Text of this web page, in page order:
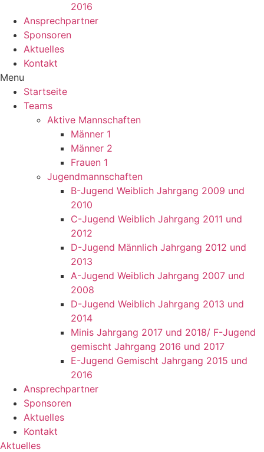
2016
Ansprechpartner
Sponsoren
Aktuelles
Kontakt
Menu
Startseite
Teams
Aktive Mannschaften
Männer 1
Männer 2
Frauen 1
Jugendmannschaften
B-Jugend Weiblich Jahrgang 2009 und
2010
C-Jugend Weiblich Jahrgang 2011 und
2012
D-Jugend Männlich Jahrgang 2012 und
2013
A-Jugend Weiblich Jahrgang 2007 und
2008
D-Jugend Weiblich Jahrgang 2013 und
2014
Minis Jahrgang 2017 und 2018/ F-Jugend
gemischt Jahrgang 2016 und 2017
E-Jugend Gemischt Jahrgang 2015 und
2016
Ansprechpartner
Sponsoren
Aktuelles
Kontakt
Aktuelles